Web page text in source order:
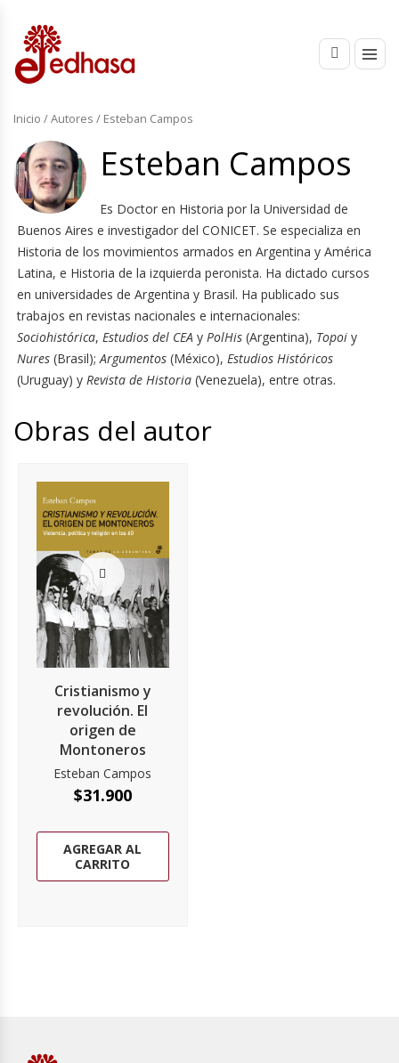
Inicio / Autores / Esteban Campos
Esteban Campos
Es Doctor en Historia por la Universidad de
Buenos Aires e investigador del CONICET. Se especializa en
Historia de los movimientos armados en Argentina y América
Latina, e Historia de la izquierda peronista. Ha dictado cursos
en universidades de Argentina y Brasil. Ha publicado sus
trabajos en revistas nacionales e internacionales:
Sociohistórica, Estudios del CEA y PolHis (Argentina), Topoi y
Nures (Brasil);Argumentos (México), Estudios Históricos
(Uruguay) y Revista de Historia (Venezuela), entre otras.
Obras del autor
Cristianismo y
revolución. El
origen de
Montoneros
Esteban Campos
$31.900
AGREGAR AL
CARRITO